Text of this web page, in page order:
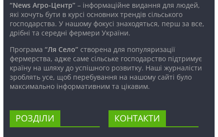
“News Агро-Центр”– інформаційне видання для людей,
які хочуть бути в курсі основних трендів сільського
господарства. У нашому фокусі знаходяться, перш за все,
дрібні та середні фермери України.
Програма “Ля Село”створена для популяризації
фермерства, адже саме сільське господарство підтримує
країну на шляху до успішного розвитку. Наші журналісти
зроблять усе, щоб перебування на нашому сайті було
максимально інформативним та цікавим.
РОЗДІЛИ КОНТАКТИ